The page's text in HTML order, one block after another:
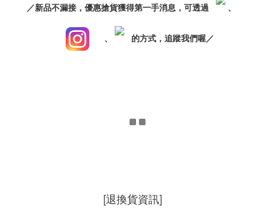
／新品不漏接，優惠搶貨獲得第一手消息，可透過 、
、 的方式，追蹤我們喔／
[退換貨資訊]